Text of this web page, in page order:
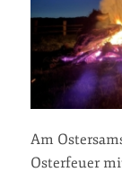
Am
Osterfeuer